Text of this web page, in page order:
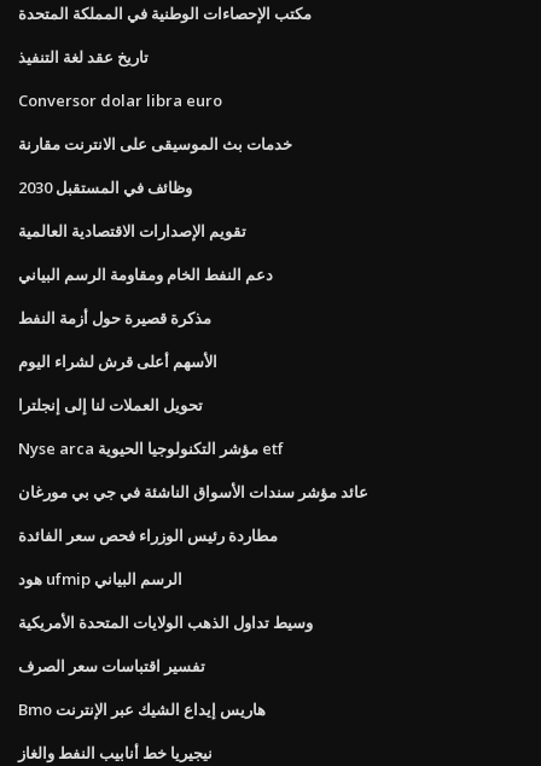
مكتب الإحصاءات الوطنية في المملكة المتحدة
تاريخ عقد لغة التنفيذ
Conversor dolar libra euro
خدمات بث الموسيقى على الانترنت مقارنة
وظائف في المستقبل 2030
تقويم الإصدارات الاقتصادية العالمية
دعم النفط الخام ومقاومة الرسم البياني
مذكرة قصيرة حول أزمة النفط
الأسهم أعلى قرش لشراء اليوم
تحويل العملات لنا إلى إنجلترا
Nyse arca مؤشر التكنولوجيا الحيوية etf
عائد مؤشر سندات الأسواق الناشئة في جي بي مورغان
مطاردة رئيس الوزراء فحص سعر الفائدة
هود ufmip الرسم البياني
وسيط تداول الذهب الولايات المتحدة الأمريكية
تفسير اقتباسات سعر الصرف
Bmo هاريس إيداع الشيك عبر الإنترنت
نيجيريا خط أنابيب النفط والغاز